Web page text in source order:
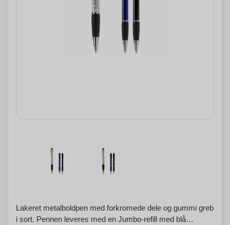
Lakeret metalboldpen med forkromede dele og gummi greb
i sort. Pennen leveres med en Jumbo-refill med blå